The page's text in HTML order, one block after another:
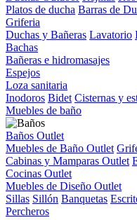
Platos de ducha Barras de
Griferia
Duchas y Bañeras Lavatorio
Bachas
Bañeras e hidromasajes
Espejos
Loza sanitaria
Inodoros Bidet Cisternas y
Muebles de baño
Baños Outlet
Muebles de Baño Outlet
Cabinas y Mamparas Outlet
Cocinas Outlet
Muebles de Diseño Outlet
Sillas Sillón Banquetas
Percheros